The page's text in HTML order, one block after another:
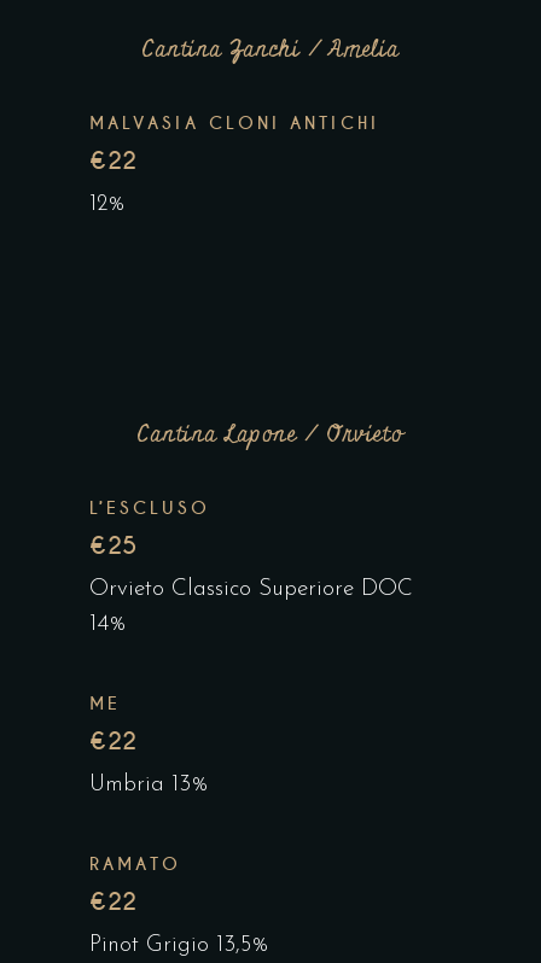
Cantina Zanchi / Amelia
MALVASIA CLONI ANTICHI
€22
12%
Cantina Lapone / Orvieto
L’ESCLUSO
€25
Orvieto Classico Superiore DOC
14%
ME
€22
Umbria 13%
RAMATO
€22
Pinot Grigio 13,5%